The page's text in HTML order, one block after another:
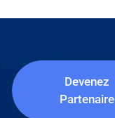
Devenez
Partenaire